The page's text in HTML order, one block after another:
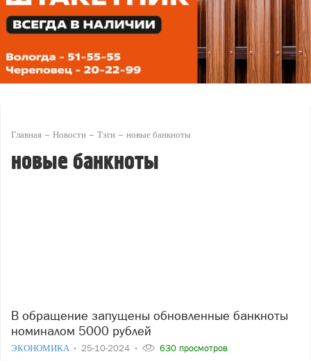
Главная Новости Тэги новые банкноты
новые банкноты
В обращение запущены обновленные банкноты
номиналом 5000 рублей
ЭКОНОМИКА 25-10-2024 630 просмотров